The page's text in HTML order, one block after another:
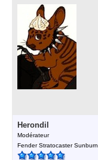
Herondil
Modérateur
Fender Stratocaster Sunburn